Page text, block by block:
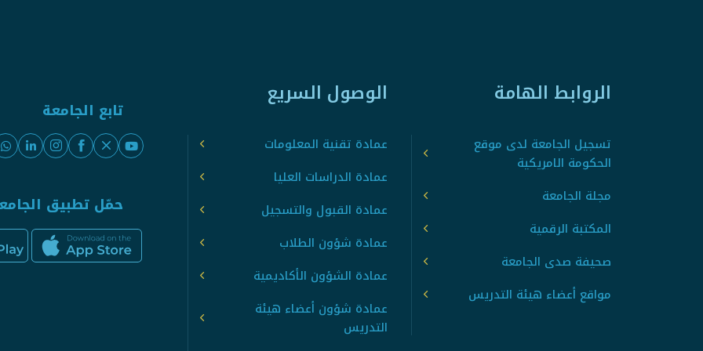
الروابط الهامة
تسجيل الجامعة لدى موقع
الحكومة الامريكية
مجلة الجامعة
المكتبة الرقمية
صحيفة صدى الجامعة
مواقع أعضاء هيئة التدريس
الوصول السريع
عمادة تقنية المعلومات
عمادة الدراسات العليا
عمادة القبول والتسجيل
عمادة شؤون الطلاب
عمادة الشؤون الأكاديمية
عمادة شؤون أعضاء هيئة
التدريس
تابع الجامعة
حمّل تطبيق